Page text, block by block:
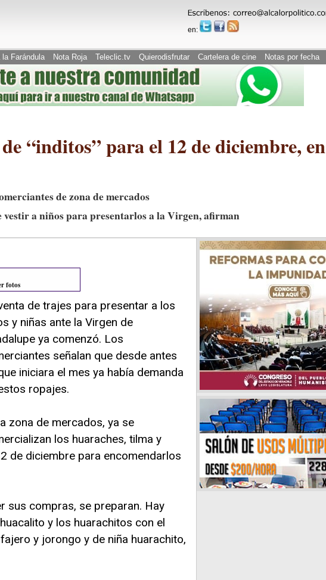
en:
la Farándula Nota Roja Teleclic.tv Quierodisfrutar Cartelera de cine Notas por fecha
“inditos” para el 12 de diciembre, en
de zona de mercados
vestir a niños para presentarlos a la Virgen, afirman
fotos
de trajes para presentar a los
y niñas ante la Virgen de
ya comenzó. Los
señalan que desde antes
iniciara el mes ya había demanda
ropajes.
zona de mercados, ya se
los huaraches, tilma y
de diciembre para encomendarlos
sus compras, se preparan. Hay
y los huarachitos con el
y jorongo y de niña huarachito,